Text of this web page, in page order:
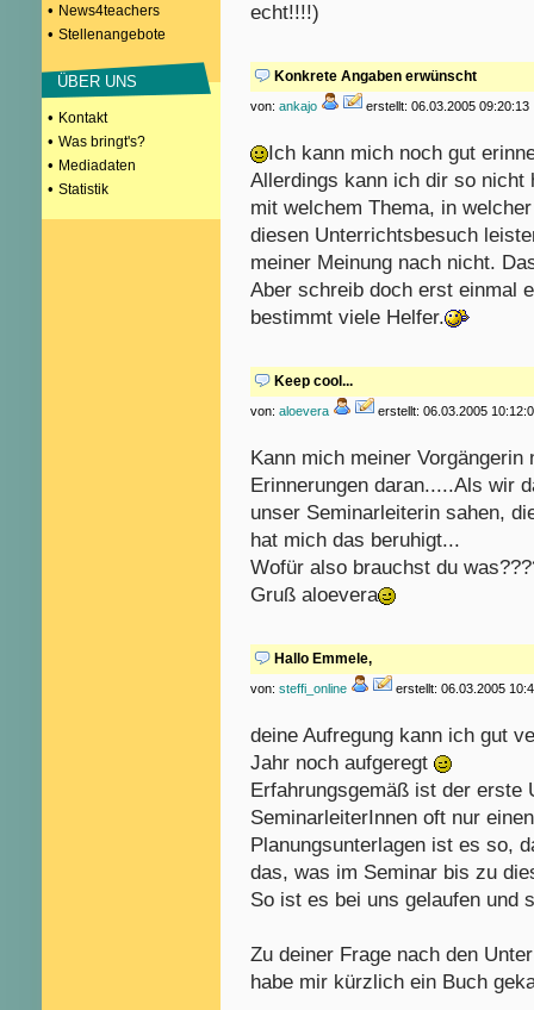
• News4teachers
• Stellenangebote
ÜBER UNS
• Kontakt
• Was bringt's?
• Mediadaten
• Statistik
echt!!!!)
Konkrete Angaben erwünscht
von: ankajo erstellt: 06.03.2005 09:20:13
Ich kann mich noch gut
Allerdings kann ich dir so nicht
mit welchem Thema, in
diesen Unterrichtsbesuch
meiner Meinung nach nicht.
Aber schreib doch erst einmal
bestimmt viele Helfer.
Keep cool...
von: aloevera erstellt: 06.03.2005
Kann mich meiner
Erinnerungen daran.....Als wir
unser Seminarleiterin sahen,
hat mich das beruhigt...
Wofür also brauchst du
Gruß aloevera
Hallo Emmele,
von: steffi_online erstellt: 06.03.2005
deine Aufregung kann ich gut
Jahr noch aufgeregt
Erfahrungsgemäß ist der erste
SeminarleiterInnen oft nur
Planungsunterlagen ist es so,
das, was im Seminar bis zu
So ist es bei uns gelaufen und
Zu deiner Frage nach den
habe mir kürzlich ein Buch